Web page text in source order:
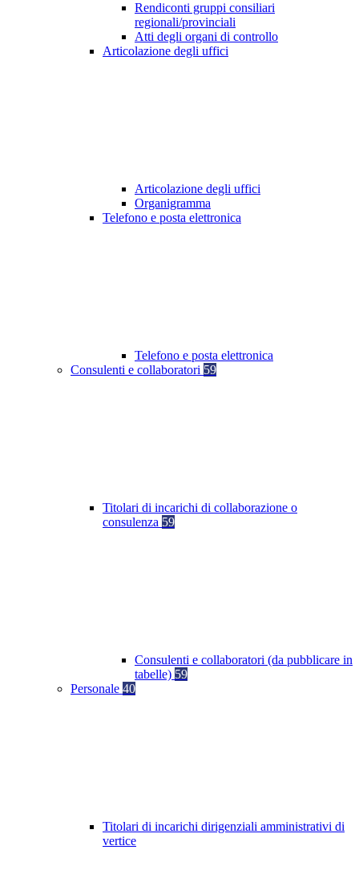
Rendiconti gruppi consiliari
regionali/provinciali
Atti degli organi di controllo
Articolazione degli uffici
Articolazione degli uffici
Organigramma
Telefono e posta elettronica
Telefono e posta elettronica
Consulenti e collaboratori 59
Titolari di incarichi di collaborazione o
consulenza 59
Consulenti e collaboratori (da pubblicare in
tabelle) 59
Personale 40
Titolari di incarichi dirigenziali amministrativi di
vertice